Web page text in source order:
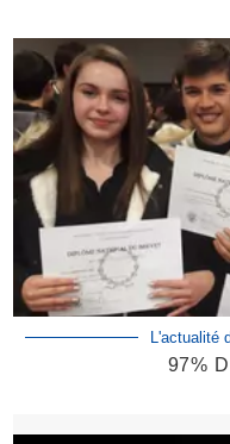
L'actualité
97%